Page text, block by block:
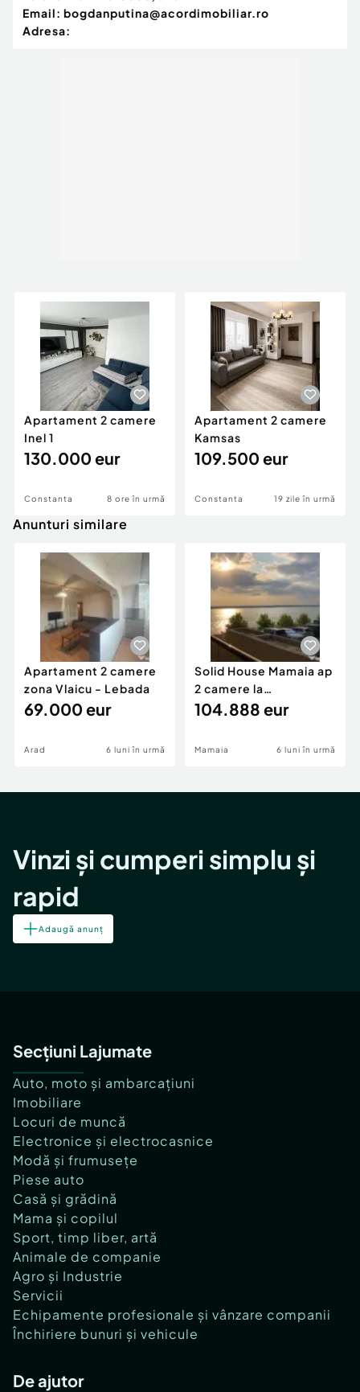
Email: bogdanputina@acordimobiliar.ro
Adresa:
Apartament 2 camere
Inel 1
130.000 eur
Constanta 8 ore în urmă
Apartament 2 camere
Kamsas
109.500 eur
Constanta 19 zile în urmă
Anunturi similare
Apartament 2 camere
zona Vlaicu - Lebada
69.000 eur
Arad 6 luni în urmă
Solid House Mamaia ap
2 camere la
cheie,langa Mega
104.888 eur
Mamaia 6 luni în urmă
Vinzi și cumperi simplu și
rapid
Adaugă anunț
Secțiuni Lajumate
Auto, moto și ambarcațiuni
Imobiliare
Locuri de muncă
Electronice și electrocasnice
Modă și frumusețe
Piese auto
Casă și grădină
Mama și copilul
Sport, timp liber, artă
Animale de companie
Agro și Industrie
Servicii
Echipamente profesionale și vânzare companii
Închiriere bunuri și vehicule
De ajutor